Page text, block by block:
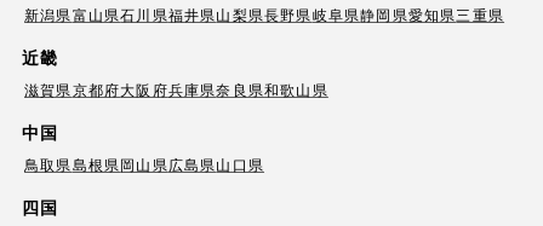
新潟県富山県石川県福井県山梨県長野県岐阜県静岡県愛知県三重県
近畿
滋賀県京都府大阪府兵庫県奈良県和歌山県
中国
鳥取県島根県岡山県広島県山口県
四国